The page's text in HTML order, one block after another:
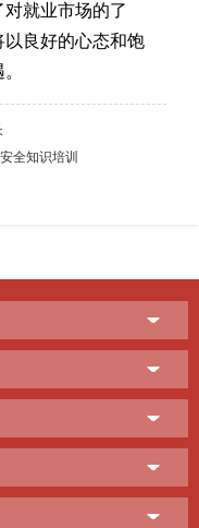
就业市场的了
良好的心态和饱
全知识培训